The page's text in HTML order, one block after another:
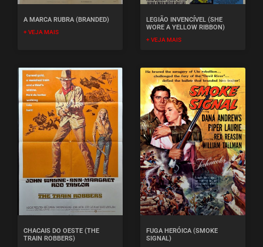
A MARCA RUBRA (BRANDED)
+ VEJA MAIS
LEGIÃO INVENCÍVEL (SHE
WORE A YELLOW RIBBON)
+ VEJA MAIS
CHACAIS DO OESTE (THE
TRAIN ROBBERS)
FUGA HERÓICA (SMOKE
SIGNAL)